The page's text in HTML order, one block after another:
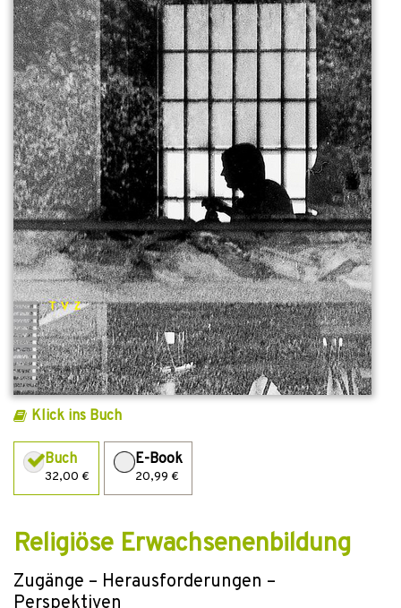
Klick ins Buch
Buch
32,00 €
E-Book
20,99 €
Religiöse Erwachsenenbildung
Zugänge – Herausforderungen –